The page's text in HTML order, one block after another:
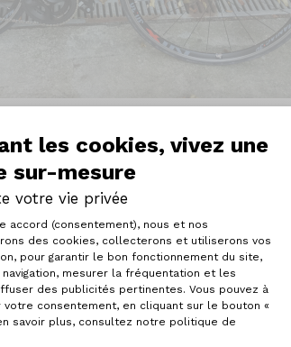
les cookies, vivez une
sur-mesure
votre vie privée
de Gestion du
accord (consentement), nous et nos
des cookies, collecterons et utiliserons vos
pour garantir le bon fonctionnement du site,
mesurer la fréquentation et les
des publicités pertinentes. Vous pouvez à
consentement, en cliquant sur le bouton «
savoir plus, consultez notre politique de
Axeptio consent
je suis convaincu d'avoir fait le bon
avec des composants
et rigide, adapté aux départs
un matériel de qualité. Aucune gêne
pratique et des tableaux de
dans toutes les situations
routes gardoises... Finalement je tiens
à un bel avenir.